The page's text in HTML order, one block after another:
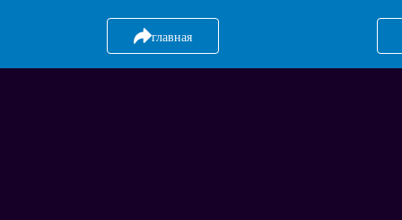
главная